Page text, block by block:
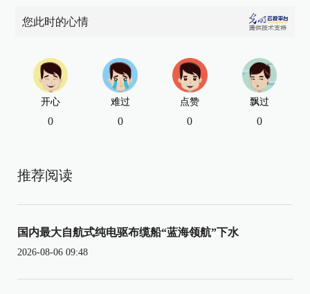
您此时的心情
开心
0
难过
0
点赞
0
飘过
0
推荐阅读
国内最大自航式纯电驱布缆船“蓝海领航”下水
2026-08-06 09:48